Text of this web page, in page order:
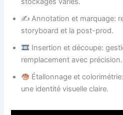
✍️ Annotation et marquage:
storyboard et la post-prod.
Insertion et découpe:
remplacement avec précision.
Étallonnage et
une identité visuelle claire.